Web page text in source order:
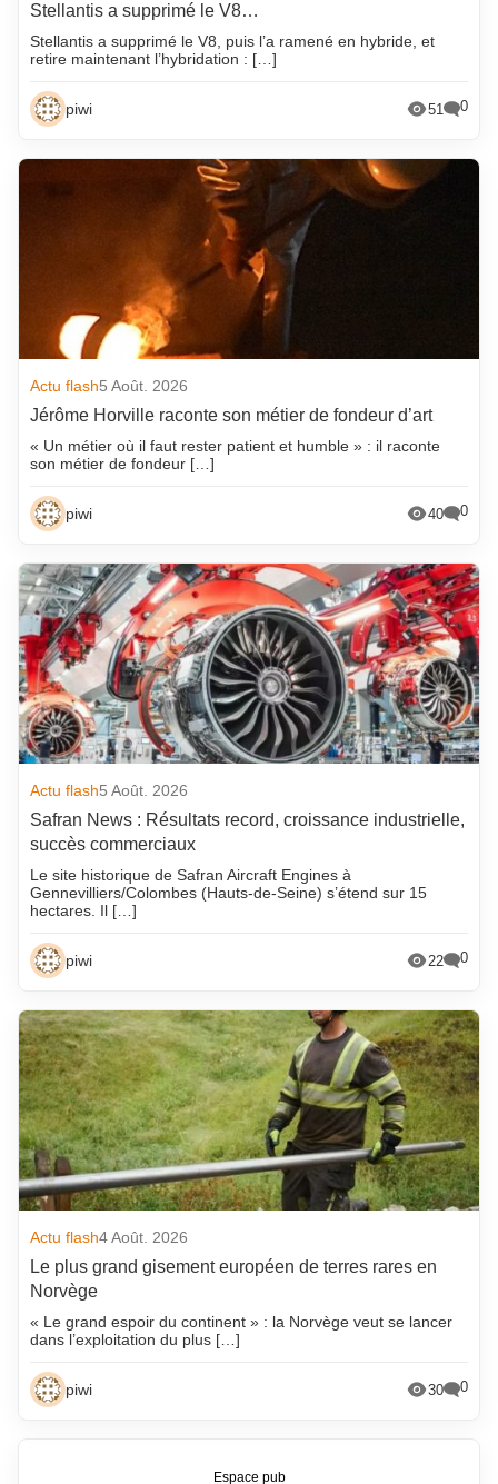
Stellantis a supprimé le V8…
Stellantis a supprimé le V8, puis l’a ramené en hybride, et
retire maintenant l’hybridation : […]
piwi 51 0
Actu flash5 Août. 2026
Jérôme Horville raconte son métier de fondeur d’art
« Un métier où il faut rester patient et humble » : il raconte
son métier de fondeur […]
piwi 40 0
Actu flash5 Août. 2026
Safran News : Résultats record, croissance industrielle,
succès commerciaux
Le site historique de Safran Aircraft Engines à
Gennevilliers/Colombes (Hauts-de-Seine) s’étend sur 15
hectares. Il […]
piwi 22 0
Actu flash4 Août. 2026
Le plus grand gisement européen de terres rares en
Norvège
« Le grand espoir du continent » : la Norvège veut se lancer
dans l’exploitation du plus […]
piwi 30 0
Espace pub